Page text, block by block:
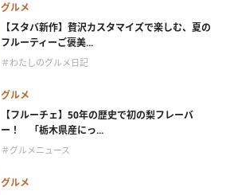
グルメ
【スタバ新作】贅沢カスタマイズで楽しむ、夏の
フルーティーご褒美...
＃わたしのグルメ日記
グルメ
【フルーチェ】50年の歴史で初の梨フレーバ
ー！ 「栃木県産にっ...
＃グルメニュース
グルメ